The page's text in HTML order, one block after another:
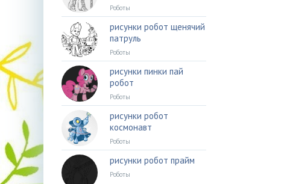
Роботы
рисунки робот щенячий
патруль
Роботы
рисунки пинки пай
робот
Роботы
рисунки робот
космонавт
Роботы
рисунки робот прайм
Роботы